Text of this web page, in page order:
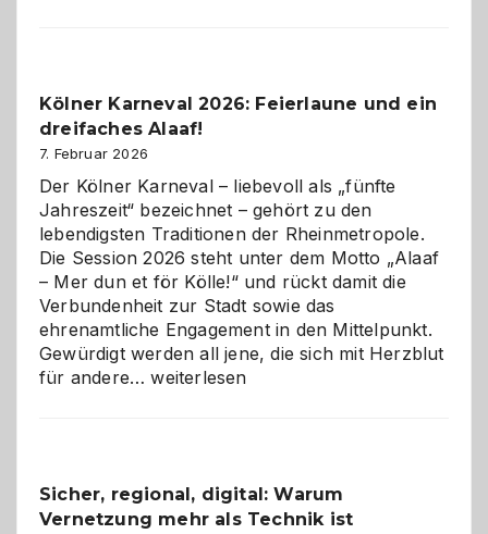
geworden
Kölner Karneval 2026: Feierlaune und ein
dreifaches Alaaf!
7. Februar 2026
Der Kölner Karneval – liebevoll als „fünfte
Jahreszeit“ bezeichnet – gehört zu den
lebendigsten Traditionen der Rheinmetropole.
Die Session 2026 steht unter dem Motto „Alaaf
– Mer dun et för Kölle!“ und rückt damit die
Verbundenheit zur Stadt sowie das
ehrenamtliche Engagement in den Mittelpunkt.
Gewürdigt werden all jene, die sich mit Herzblut
für andere…Kölner
ein
dreifaches
weiterlesen
Sicher, regional, digital: Warum
Vernetzung mehr als Technik ist